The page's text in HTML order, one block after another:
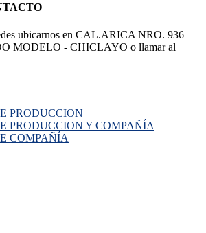
ubicarnos en CAL.ARICA NRO. 936
MODELO - CHICLAYO o llamar al
PRODUCCION
PRODUCCION Y COMPAÑÍA
COMPAÑÍA